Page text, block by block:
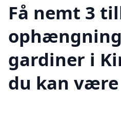
Få nemt 3
gardiner i
du kan